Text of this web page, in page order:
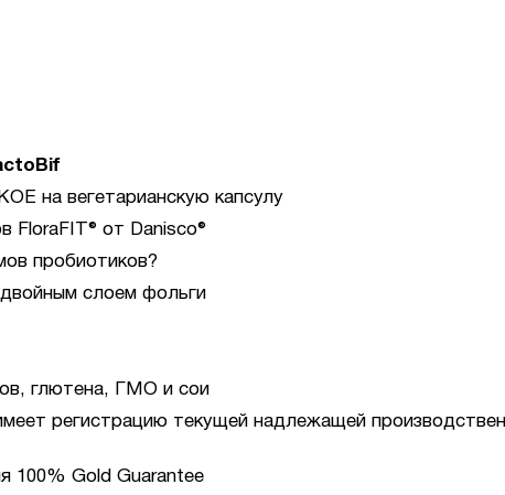
на вегетарианскую капсулу
FloraFIT® от Danisco®
пробиотиков?
слоем фольги
глютена, ГМО и сои
регистрацию текущей надлежащей
100% Gold Guarantee